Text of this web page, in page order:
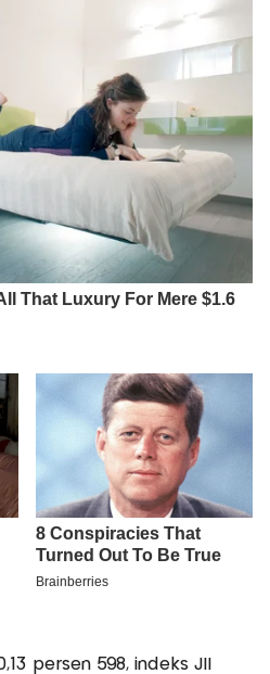
persen 598, indeks JII